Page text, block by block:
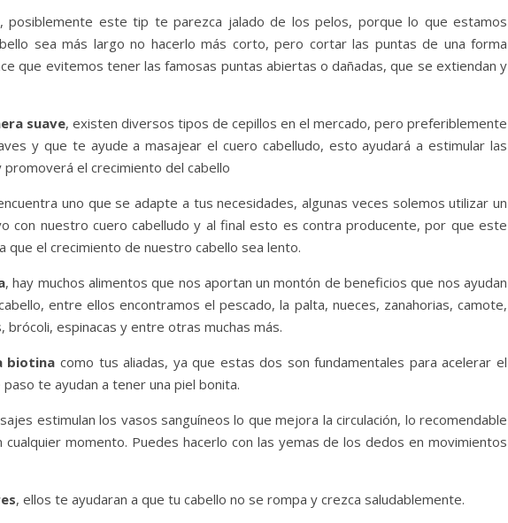
, posiblemente este tip te parezca jalado de los pelos, porque lo que estamos
sea más largo no hacerlo más corto, pero cortar las puntas de una forma
que evitemos tener las famosas puntas abiertas o dañadas, que se extiendan y
suave, existen diversos tipos de cepillos en el mercado, pero preferiblemente
y que te ayude a masajear el cuero cabelludo, esto ayudará a estimular las
promoverá el crecimiento del cabello
uno que se adapte a tus necesidades, algunas veces solemos utilizar un
con nuestro cuero cabelludo y al final esto es contra producente, por que este
que el crecimiento de nuestro cabello sea lento.
, hay muchos alimentos que nos aportan un montón de beneficios que nos ayudan
entre ellos encontramos el pescado, la palta, nueces, zanahorias, camote,
brócoli, espinacas y entre otras muchas más.
biotina como tus aliadas, ya que estas dos son fundamentales para acelerar el
te ayudan a tener una piel bonita.
estimulan los vasos sanguíneos lo que mejora la circulación, lo recomendable
momento. Puedes hacerlo con las yemas de los dedos en movimientos
, ellos te ayudaran a que tu cabello no se rompa y crezca saludablemente.